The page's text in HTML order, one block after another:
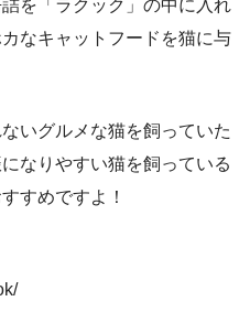
を「ラクック」の中に入れ
なキャットフードを猫に与
いグルメな猫を飼っていた
なりやすい猫を飼っている
すめですよ！